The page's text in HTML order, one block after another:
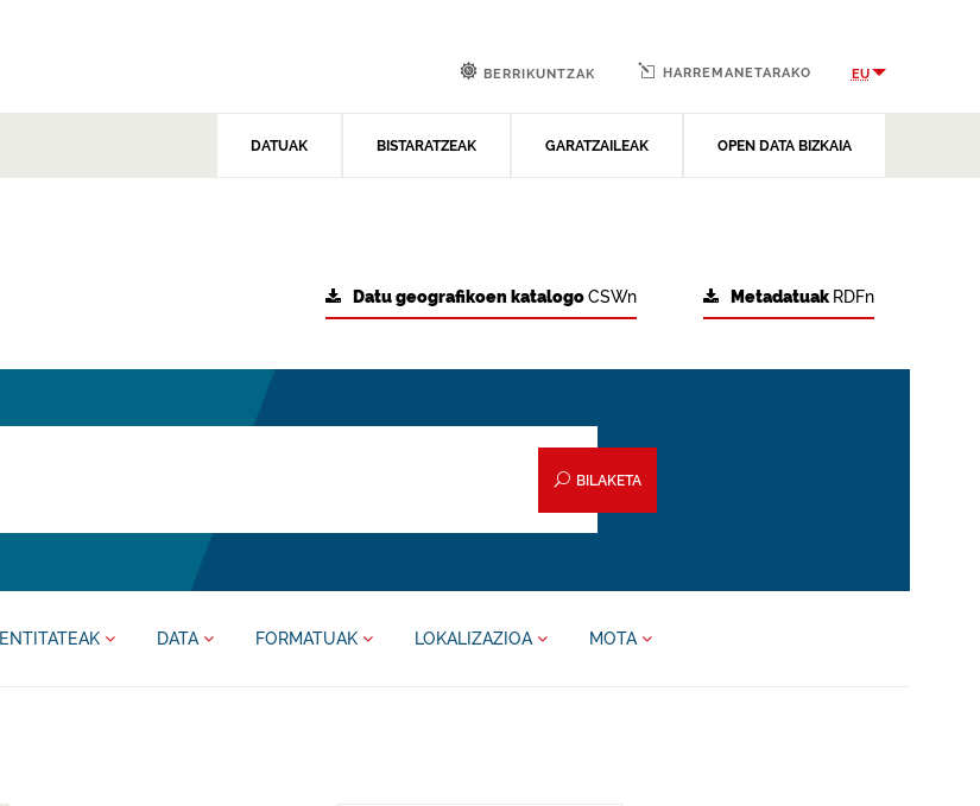
DATUAK BISTARATZEAK GARATZAILEAK OPEN DATA BIZKAIA
BERRIKUNTZAK HARREMANETARAKO EU
Metadatuak RDFn
Datu geografikoen katalogoCSWn
BILAKETA
ENTITATEAK DATA FORMATUAK LOKALIZAZIOA MOTA